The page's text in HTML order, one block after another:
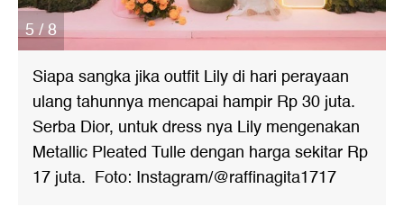
5 / 8
Siapa sangka jika outfit Lily di hari perayaan
ulang tahunnya mencapai hampir Rp 30 juta.
Serba Dior, untuk dress nya Lily mengenakan
Metallic Pleated Tulle dengan harga sekitar Rp
17 juta. Foto: Instagram/@raffinagita1717